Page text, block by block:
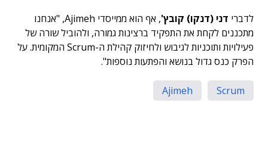
לדברי דני (דנקו) קובץ'
, אף הוא ממייסדי Ajimeh, "אנחנו
מתכננים לקחת את התפקיד ברצינות גמורה, ולהוביל שורה של
פעילויות ותוכניות לגיבוש ולחיזוק קהילת ה-Scrum המקומית. על
הפרק כנס גדול בנושא והפתעות נוספות".
Scrum
Ajimeh